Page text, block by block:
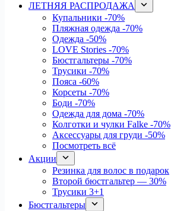
ЛЕТНЯЯ РАСПРОДАЖА
Купальники -70%
Пляжная одежда -70%
Одежда -50%
LOVE Stories -70%
Бюстгальтеры -70%
Трусики -70%
Пояса -60%
Корсеты -70%
Боди -70%
Одежда для дома -70%
Колготки и чулки Falke -70%
Аксессуары для груди -50%
Посмотреть всё
Акции
Резинка для волос в подарок
Второй бюстгальтер — 30%
Трусики 3+1
Бюстгальтеры